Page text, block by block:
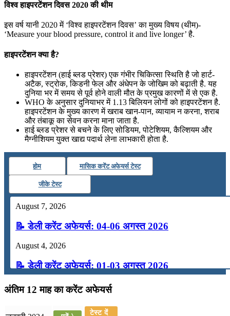
विश्व हाइपरटेंशन दिवस 2020 की थीम
इस वर्ष यानी 2020 में ‘विश्व हाइपरटेंशन दिवस’ का मुख्य विषय (थीम)-
‘Measure your blood pressure, control it and live longer’ है.
हाइपरटेंशन क्या है?
हाइपरटेंशन (हाई ब्लड प्रेशर) एक गंभीर चिकित्सा स्थिति है जो हार्ट-
अटैक, स्ट्रोक, किडनी फेल और अंधेपन के जोखिम को बढ़ाती है. यह
दुनिया भर में समय से पूर्व होने वाली मौत के प्रमुख कारणों में से एक है.
WHO के अनुसार दुनियाभर में 1.13 बिलियन लोगों को हाइपरटेंशन है.
हाइपरटेंशन के मुख्य कारण में खराब खान-पान, व्यायाम न करना, शराब
और तंबाकू का सेवन करना माना जाता है.
हाई ब्लड प्रेशर से बचने के लिए सोडियम, पोटेशियम, कैल्शियम और
मैग्नीशियम युक्त खाद्य पदार्थ लेना लाभकारी होता है.
होम मासिक करेंट अफेयर्स टेस्ट
जीके टेस्ट
August 7, 2026
📝 डेली करेंट अफेयर्स: 04-06 अगस्त 2026
August 4, 2026
📝 डेली करेंट अफेयर्स: 01-03 अगस्त 2026
July 31, 2026
📝 डेली करेंट अफेयर्स: 28-31 जुलाई 2026
अंतिम 12 माह का करेंट अफेयर्स
टेस्ट दें